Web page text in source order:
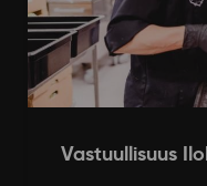
Vastuullisuus